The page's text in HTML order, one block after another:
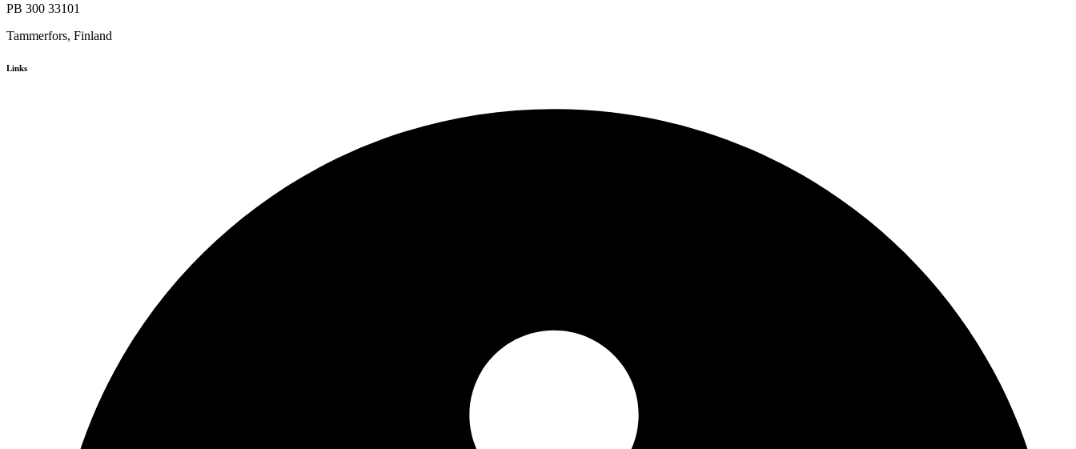
PB 300 33101
Tammerfors, Finland
Links